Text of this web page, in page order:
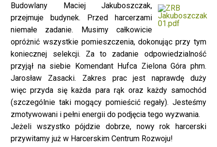
Budowlany Maciej Jakuboszczak,
przejmuje budynek. Przed harcerzami
niemałe zadanie. Musimy całkowicie
opróżnić wszystkie pomieszczenia, dokonując przy tym
koniecznej selekcji. Za to zadanie odpowiedzialność
przyjął na siebie Komendant Hufca Zielona Góra phm.
Jarosław Zasacki. Zakres prac jest naprawdę duży
więc przyda się każda para rąk oraz każdy samochód
(szczególnie taki mogący pomieścić regały). Jesteśmy
zmotywowani i pełni energii do podjęcia tego wyzwania.
Jeżeli wszystko pójdzie dobrze, nowy rok harcerski
przywitamy już w Harcerskim Centrum Rozwoju!